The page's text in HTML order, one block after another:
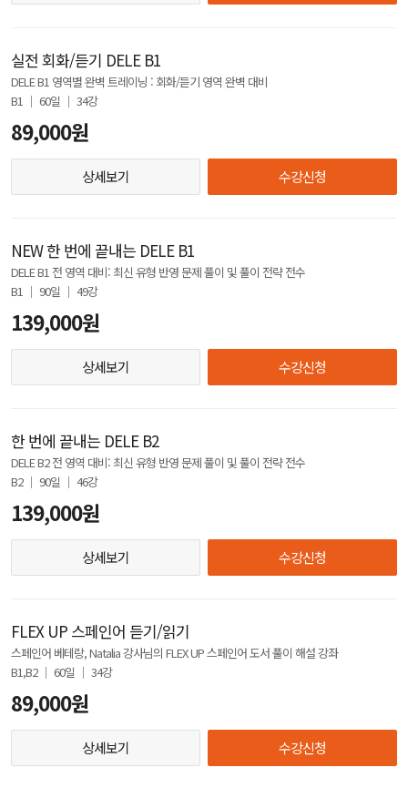
실전 회화/듣기 DELE B1
DELE B1 영역별 완벽 트레이닝 : 회화/듣기 영역 완벽 대비
B1 │ 60일 │ 34강
89,000원
상세보기 수강신청
NEW 한 번에 끝내는 DELE B1
DELE B1 전 영역 대비: 최신 유형 반영 문제 풀이 및 풀이 전략 전수
B1 │ 90일 │ 49강
139,000원
상세보기 수강신청
한 번에 끝내는 DELE B2
DELE B2 전 영역 대비: 최신 유형 반영 문제 풀이 및 풀이 전략 전수
B2 │ 90일 │ 46강
139,000원
상세보기 수강신청
FLEX UP 스페인어 듣기/읽기
스페인어 베테랑, Natalia 강사님의 FLEX UP 스페인어 도서 풀이 해설 강좌
B1,B2 │ 60일 │ 34강
89,000원
상세보기 수강신청